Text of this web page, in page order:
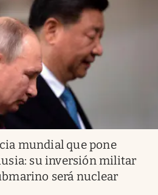
mundial que pone
su inversión militar
será nuclear